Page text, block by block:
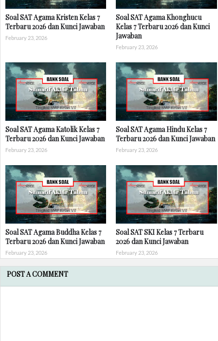
Soal SAT Agama Kristen Kelas 7
Terbaru 2026 dan Kunci Jawaban
February 23, 2026
Soal SAT Agama Khonghucu
Kelas 7 Terbaru 2026 dan Kunci
Jawaban
February 23, 2026
Soal SAT Agama Katolik Kelas 7
Terbaru 2026 dan Kunci Jawaban
February 23, 2026
Soal SAT Agama Hindu Kelas 7
Terbaru 2026 dan Kunci Jawaban
February 23, 2026
Soal SAT Agama Buddha Kelas 7
Terbaru 2026 dan Kunci Jawaban
February 23, 2026
Soal SAT SKI Kelas 7 Terbaru
2026 dan Kunci Jawaban
February 23, 2026
POST A COMMENT